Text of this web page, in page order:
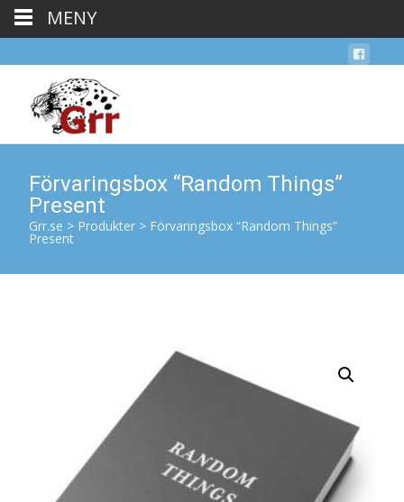
Förvaringsbox “Random Things”
Present
Grr.se > Produkter > Förvaringsbox “Random Things”
Present
MENY